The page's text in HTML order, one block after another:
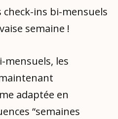
check-ins bi-mensuels
semaine !
mensuels, les
adaptée en
“semaines